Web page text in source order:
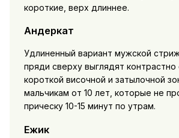
короткие, верх длиннее.
Андеркат
Удлиненный вариант мужской
пряди сверху выглядят контрастно
короткой височной и затылочной
мальчикам от 10 лет, которые не
прическу 10-15 минут по утрам.
Ежик